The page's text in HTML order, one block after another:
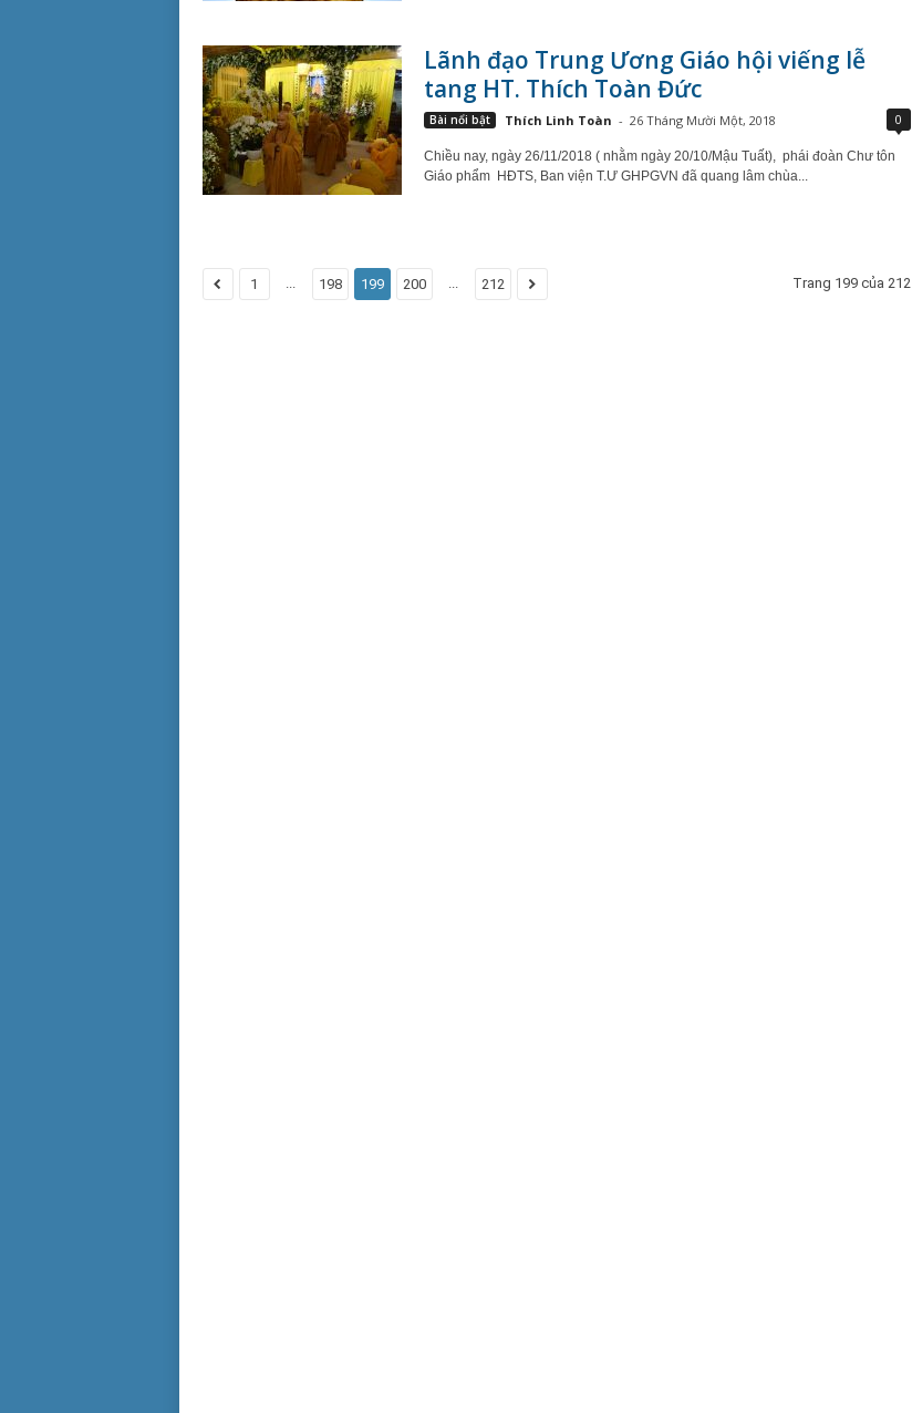
Lãnh đạo Trung Ương Giáo hội viếng lễ
tang HT. Thích Toàn Đức
Bài nổi bật Thích Linh Toàn - 26 Tháng Mười Một, 2018 0
Chiều nay, ngày 26/11/2018 ( nhằm ngày 20/10/Mậu Tuất), phái đoàn Chư tôn
Giáo phẩm HĐTS, Ban viện T.Ư GHPGVN đã quang lâm chùa...
1 ... 198 199 200 ... 212 Trang 199 của 212